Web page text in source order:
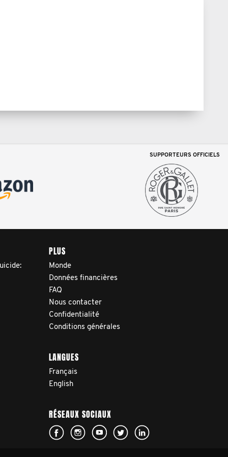
SUPPORTEURS OFFICIELS
PLUS
Monde
Données financières
FAQ
Nous contacter
Confidentialité
Conditions générales
LANGUES
Français
English
RÉSEAUX SOCIAUX